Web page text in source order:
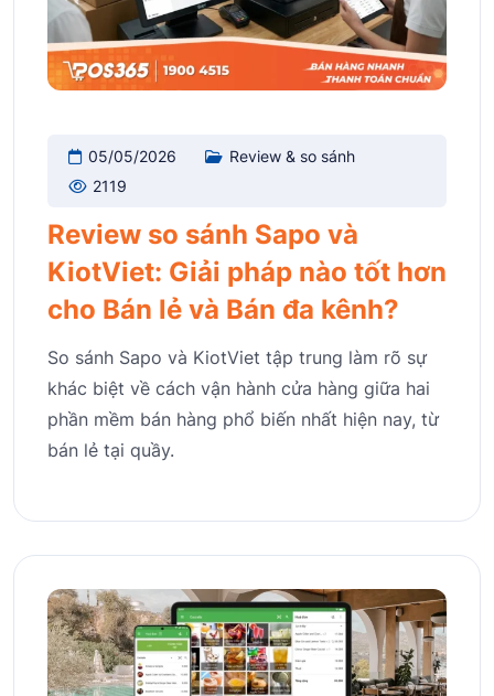
05/05/2026
Review & so sánh
2119
Review so sánh Sapo và
KiotViet: Giải pháp nào tốt hơn
cho Bán lẻ và Bán đa kênh?
So sánh Sapo và KiotViet tập trung làm rõ sự
khác biệt về cách vận hành cửa hàng giữa hai
phần mềm bán hàng phổ biến nhất hiện nay, từ
bán lẻ tại quầy.